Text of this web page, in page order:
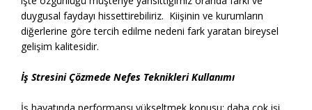
duygusal faydayı hissettirebiliriz. Kiişinin ve kurumların
diğerlerine göre tercih edilme nedeni fark yaratan bireysel
gelişim kalitesidir.
İş Stresini Çözmede Nefes Teknikleri Kullanımı